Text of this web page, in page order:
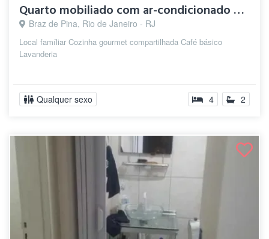
Quarto mobiliado com ar-condicionado e W...
Braz de Pina, Rio de Janeiro - RJ
Local famíliar Cozinha gourmet compartilhada Café básico
Lavanderia
Qualquer sexo 4 2